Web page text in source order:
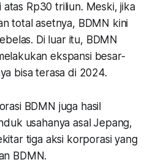
atas Rp30 triliun. Meski, jika
total asetnya, BDMN kini
Di luar itu, BDMN
ekspansi besar-
bisa terasa di 2024.
BDMN juga hasil
usahanya asal Jepang,
tiga aksi korporasi yang
BDMN.